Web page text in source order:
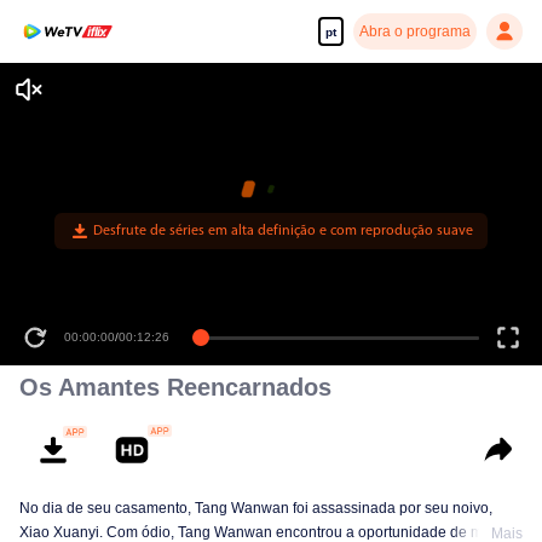
pt Abra o programa
Desfrute de séries em alta definição e com reprodução suave
00:00:00/00:12:26
Os Amantes Reencarnados
No dia de seu casamento, Tang Wanwan foi assassinada por seu noivo,
Xiao Xuanyi. Com ódio, Tang Wanwan encontrou a oportunidade de matarMais